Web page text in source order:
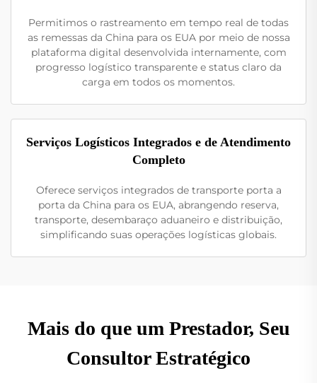
Permitimos o rastreamento em tempo real de todas
as remessas da China para os EUA por meio de nossa
plataforma digital desenvolvida internamente, com
progresso logístico transparente e status claro da
carga em todos os momentos.
Serviços Logísticos Integrados e de Atendimento
Completo
Oferece serviços integrados de transporte porta a
porta da China para os EUA, abrangendo reserva,
transporte, desembaraço aduaneiro e distribuição,
simplificando suas operações logísticas globais.
Mais do que um Prestador, Seu
Consultor Estratégico